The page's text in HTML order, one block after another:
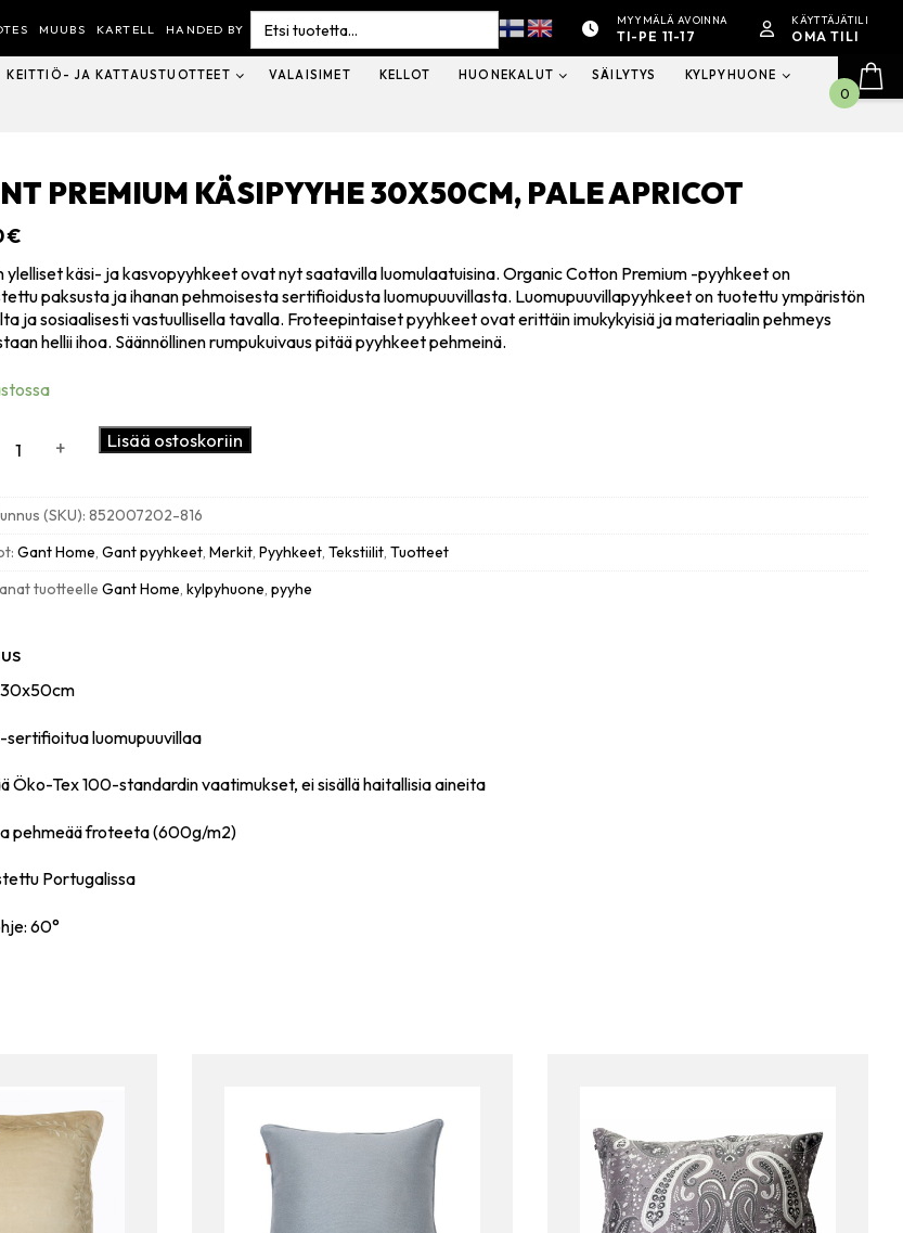
MUUBS KARTELL HANDED BY
Search
for:
MYYMÄLÄ AVOINNA
TI-PE 11-17
KÄYTTÄJÄTILI
OMA TILI
KEITTIÖ- JA KATTAUSTUOTTEET VALAISIMET KELLOT HUONEKALUT SÄILYTYS KYLPYHUONE
PREMIUM KÄSIPYYHE 30X50CM, PALE APRICOT
€
ylelliset käsi- ja kasvopyyhkeet ovat nyt saatavilla luomulaatuisina. Organic Cotton Premium -pyyhkeet on
paksusta ja ihanan pehmoisesta sertifioidusta luomupuuvillasta. Luomupuuvillapyyhkeet on tuotettu ympäristön
ja sosiaalisesti vastuullisella tavalla. Froteepintaiset pyyhkeet ovat erittäin imukykyisiä ja materiaalin pehmeys
hellii ihoa. Säännöllinen rumpukuivaus pitää pyyhkeet pehmeinä.
+ Lisää ostoskoriin
(SKU):852007202-816
Gant Home,Gant pyyhkeet,Merkit,Pyyhkeet,Tekstiilit,Tuotteet
tuotteelleGant Home,kylpyhuone,pyyhe
30x50cm
sertifioitua luomupuuvillaa
Öko-Tex 100-standardin vaatimukset, ei sisällä haitallisia aineita
pehmeää froteeta (600g/m2)
Portugalissa
60°
0